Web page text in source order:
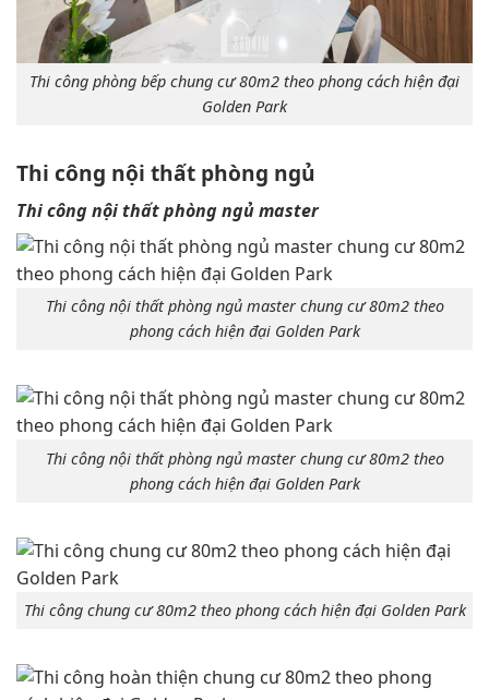
Thi công phòng bếp chung cư 80m2 theo phong cách hiện đại
Golden Park
Thi công nội thất phòng ngủ
Thi công nội thất phòng ngủ master
Thi công nội thất phòng ngủ master chung cư 80m2 theo
phong cách hiện đại Golden Park
Thi công nội thất phòng ngủ master chung cư 80m2 theo
phong cách hiện đại Golden Park
Thi công chung cư 80m2 theo phong cách hiện đại Golden Park